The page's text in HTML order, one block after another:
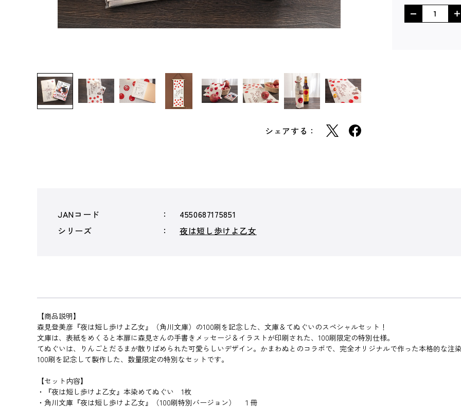
シェアする：
JANコード
4550687175851
シリーズ
夜は短し歩けよ乙女
【商品説明】
森見登美彦『夜は短し歩けよ乙女』（角川文庫）の100刷を記念した、文庫＆てぬぐいのスペシャルセット！
文庫は、表紙をめくると本扉に森見さんの手書きメッセージ＆イラストが印刷された、100刷限定の特別仕様。
てぬぐいは、りんごとだるまが散りばめられた可愛らしいデザイン。かまわぬとのコラボで、完全オリジナルで作った本格的な注
100刷を記念して製作した、数量限定の特別なセットです。
【セット内容】
・『夜は短し歩けよ乙女』本染めてぬぐい 1枚
・角川文庫『夜は短し歩けよ乙女』（100刷特別バージョン） １冊